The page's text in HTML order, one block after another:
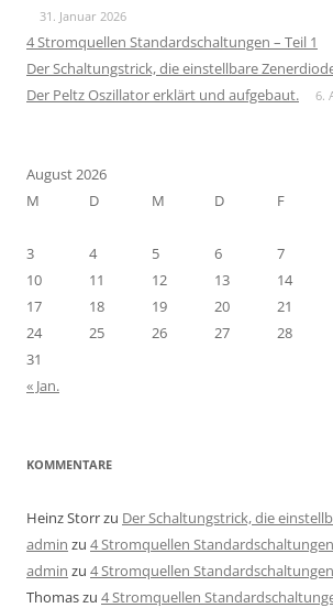
31. Januar 2026
4 Stromquellen Standardschaltungen – Teil 1
Der Schaltungstrick, die einstellbare
Der Peltz Oszillator erklärt und aufgebaut. 6.
August 2026
M
D M D F
3
4 5 6 7
10
11 12 13 14
17
18 19 20 21
24
25 26 27 28
31
« Jan.
KOMMENTARE
Heinz Storrzu Der Schaltungstrick, die
admin zu 4 Stromquellen Standardschaltungen
admin zu 4 Stromquellen Standardschaltungen
Thomaszu 4 Stromquellen